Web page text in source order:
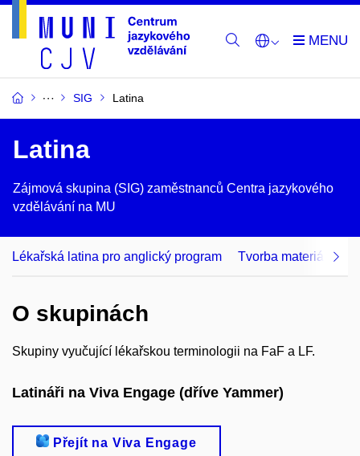
SIG Latina
Latina
Zájmová skupina (SIG) zaměstnanců Centra jazykového
vzdělávání na MU
Lékařská latina pro anglický program Tvorba materiálů
O skupinách
Skupiny vyučující lékařskou terminologii na FaF a LF.
Latináři na Viva Engage (dříve Yammer)
Přejít na Viva Engage